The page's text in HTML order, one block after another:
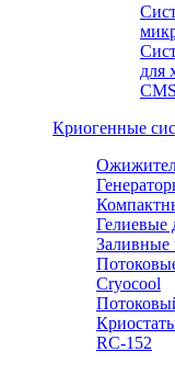
для
Криогенные
Гелиевые
Заливные
Cryocool
RC-152